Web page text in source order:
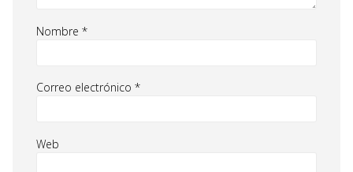
Nombre *
Correo electrónico *
Web